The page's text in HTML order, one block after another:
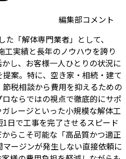
編集部コメント
「解体専門業者」として、
工実績と長年のノウハウを誇り
し、お客様一人ひとりの状況に
案。特に、空き家・相続・建て
税相談から費用を抑えるための
ならではの視点で徹底的にサポ
レージといった小規模な解体工
日で工事を完了させるスピード
らこそ可能な「高品質かつ適正
ージンが発生しない直接依頼に